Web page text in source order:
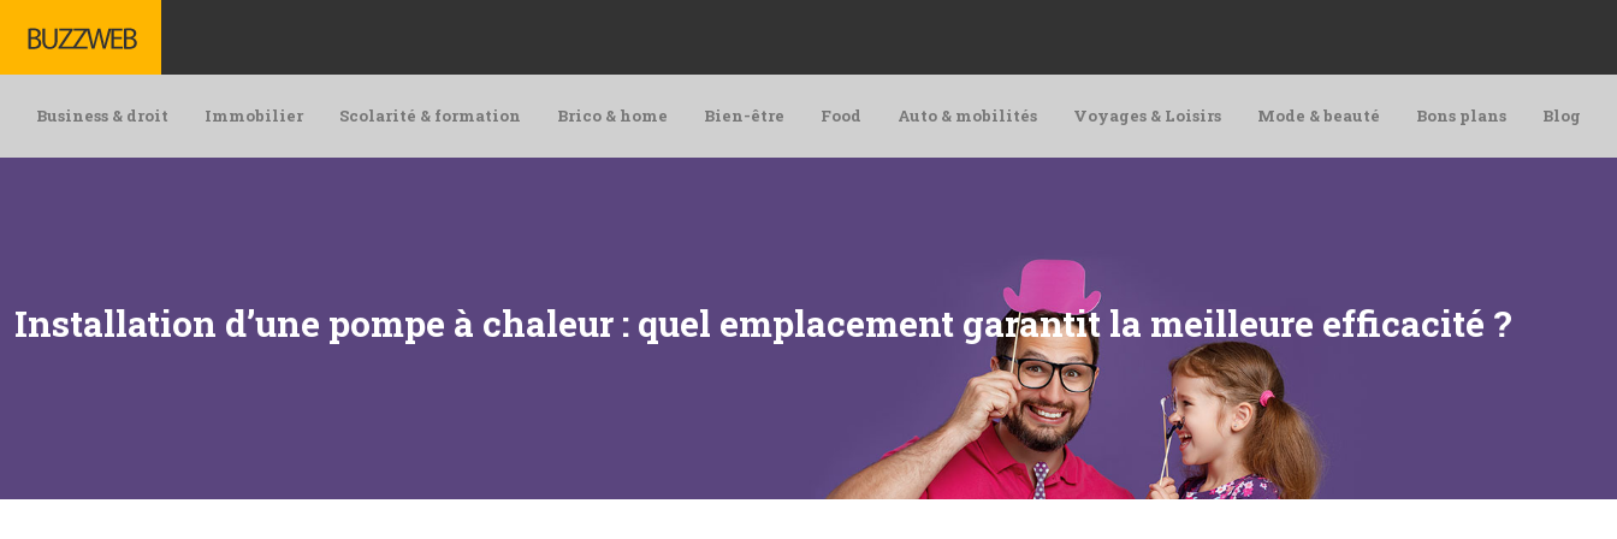
Business & droit Immobilier Scolarité & formation Brico & home Bien-être Food Auto & mobilités Voyages & Loisirs Mode & beauté Bons plans Blog
Installation d’une pompe à chaleur : quel emplacement garantit la meilleure efficacité ?